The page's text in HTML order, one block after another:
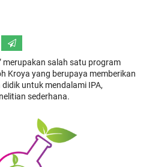
merupakan salah satu program
Kroya yang berupaya memberikan
untuk mendalami IPA,
sederhana.